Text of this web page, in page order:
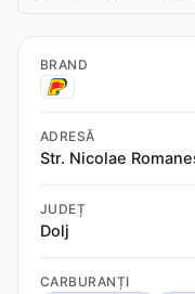
BRAND
ADRESĂ
Str. Nicolae
JUDEȚ
Dolj
CARBURANȚI